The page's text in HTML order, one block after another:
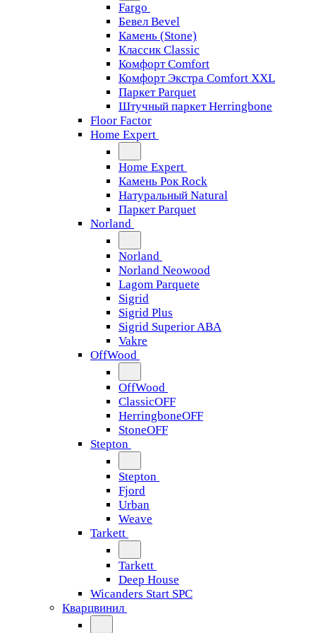
Fargo
Бевел Bevel
Камень (Stone)
Классик Classic
Комфорт Comfort
Комфорт Экстра Comfort XXL
Паркет Parquet
Штучный паркет Herringbone
Floor Factor
Home Expert
Home Expert
Камень Рок Rock
Натуральный Natural
Паркет Parquet
Norland
Norland
Norland Neowood
Lagom Parquete
Sigrid
Sigrid Plus
Sigrid Superior ABA
Vakre
OffWood
OffWood
ClassicOFF
HerringboneOFF
StoneOFF
Stepton
Stepton
Fjord
Urban
Weave
Tarkett
Tarkett
Deep House
Wicanders Start SPC
Кварцвинил